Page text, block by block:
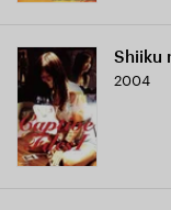
Shiiku
2004